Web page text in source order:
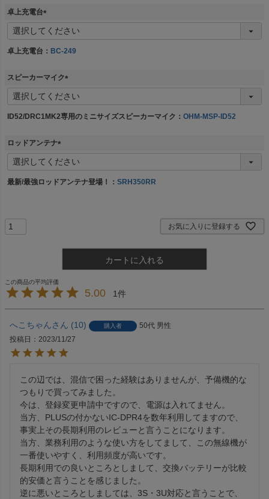
卓上充電台
(
必
卓上充電台： BC-249
スピーカーマイク
(
必
須
ID52/DRC1MK2専用のミニサイズスピーカーマイク： OHM-MSP-ID52
ロッドアンテナ
(
必
須
最新/最強ロッドアンテナ登場！： SRH350RR
お気に入りに登録する
カートに入れる
5.00 1
へこちゃん 10 購入者 50代 男性
投稿日
2023/11/27
この辺では、混信で困った経験はありませんが、予備機的な
つもりで買ってみました。
今は、登録変更申請中ですので、電源は入れてません。
当方、PLUSの付かないIC-DPR4を数年利用してますので、
事実上その長期利用のレビューと言うことになります。
当方、業務利用のような使い方をしてまして、この無線機が
一番使いやすく、利用頻度が高いです。
長期利用での良いところとしまして、交換バッテリーが比較
的安価と言うことを感じました。
逆に悪いところとしましては、3S・3U対応と言うことで、